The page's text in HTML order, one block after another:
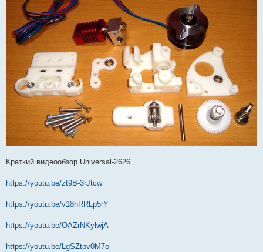
Краткий видеообзор Universal-2626
https://youtu.be/zt9B-3rJtcw
https://youtu.be/v18hRRLp5rY
https://youtu.be/OAZrNKylwjA
https://youtu.be/LgSZtpv0M7o